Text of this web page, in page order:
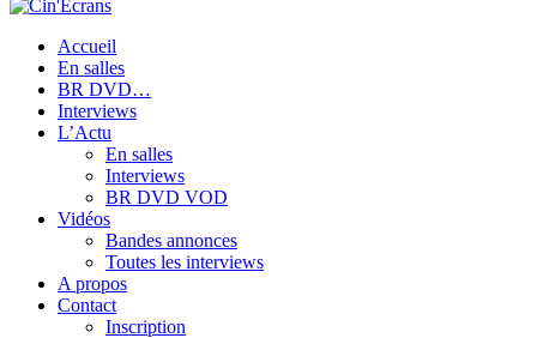
Accueil
En salles
BR DVD…
Interviews
L’Actu
En salles
Interviews
BR DVD VOD
Vidéos
Bandes annonces
Toutes les interviews
A propos
Contact
Inscription